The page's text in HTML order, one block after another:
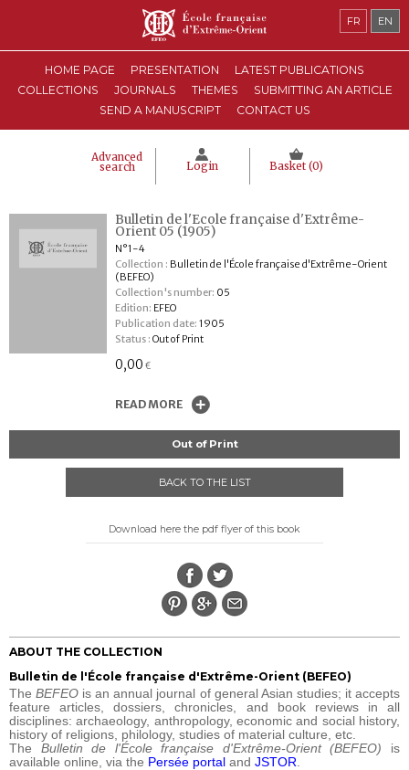
HOME PAGE PRESENTATION
LATEST PUBLICATIONS
COLLECTIONS
JOURNALS THEMES
SUBMITTING AN ARTICLE
SEND A MANUSCRIPT
CONTACT US
Advanced
search Login Basket (0)
FR EN
Bulletin de l'Ecole française d'Extrême-
Orient 05 (1905)
N°1-4
Collection : Bulletin de l'École française d'Extrême-Orient
(BEFEO)
Collection's number: 05
Edition: EFEO
Publication date: 1905
Status : Out of Print
0,00 €
READ MORE
Out of Print
BACK TO THE LIST
Download here the pdf flyer of this book
ABOUT THE COLLECTION
Bulletin de l'École française d'Extrême-Orient (BEFEO)
TheBEFEO is an annual journal of general Asian studies; it accepts
feature articles, dossiers, chronicles, and book reviews in all
disciplines: archaeology, anthropology, economic and social history,
history of religions, philology, studies of material culture, etc.
The Bulletin de l'École française d'Extrême-Orient (BEFEO) is
available online, via the Persée portal and JSTOR